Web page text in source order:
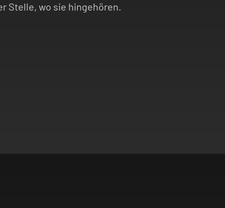
Stelle, wo sie hingehören.